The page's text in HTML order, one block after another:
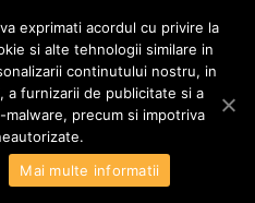
exprimati acordul cu privire la
si alte tehnologii similare in
continutului nostru, in
a furnizarii de publicitate si a
precum si impotriva
Mai multe informatii